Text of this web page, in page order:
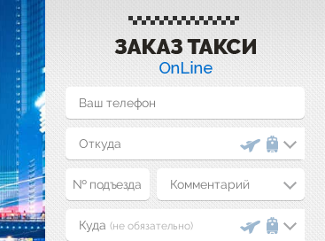
Комментарий
(не обязательно)